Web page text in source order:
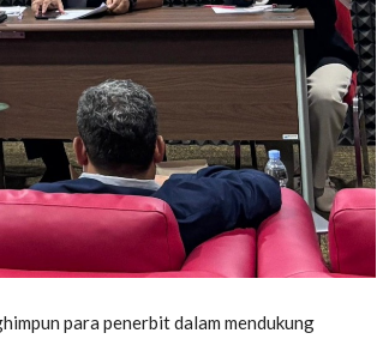
para penerbit dalam mendukung